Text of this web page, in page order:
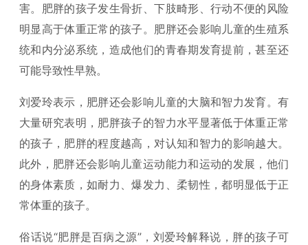
害。肥胖的孩子发生骨折、下肢畸形、行动不便的风险
明显高于体重正常的孩子。肥胖还会影响儿童的生殖系
统和内分泌系统，造成他们的青春期发育提前，甚至还
可能导致性早熟。
刘爱玲表示，肥胖还会影响儿童的大脑和智力发育。有
大量研究表明，肥胖孩子的智力水平显著低于体重正常
的孩子，肥胖的程度越高，对认知和智力的影响越大。
此外，肥胖还会影响儿童运动能力和运动的发展，他们
的身体素质，如耐力、爆发力、柔韧性，都明显低于正
常体重的孩子。
俗话说“肥胖是百病之源”，刘爱玲解释说，胖的孩子可